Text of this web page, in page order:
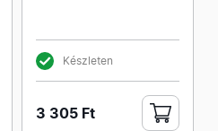
Készleten
3 305 Ft